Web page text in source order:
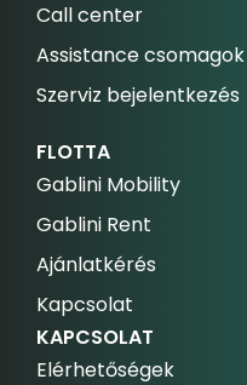
Call center
Assistance csomagok
Szerviz bejelentkezés
FLOTTA
Gablini Mobility
Gablini Rent
Ajánlatkérés
Kapcsolat
KAPCSOLAT
Elérhetőségek